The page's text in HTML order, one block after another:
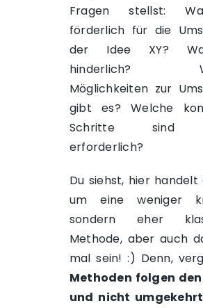
Fragen stellst:
förderlich für die
der Idee XY?
hinderlich?
Möglichkeiten zur
gibt es? Welche
Schritte sind
erforderlich?
Du siehst, hier handelt
um eine weniger
sondern eher
Methode, aber auch
mal sein! :) Denn,
Methoden folgen
und nicht umgekehrt